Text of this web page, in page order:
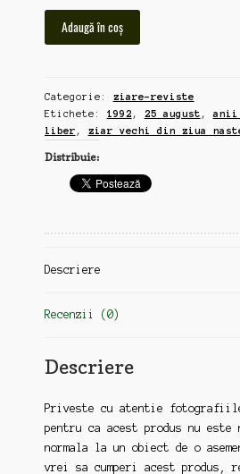
Tineretul
vechi
din
ziua
nasterii,
august,
Adaugă în coș
Categorie: ziare-reviste
Etichete: 1992 , 25 august ,anii
liber , ziar vechi din ziua
Distribuie:
Descriere
Recenzii (0)
Descriere
Priveste cu atentie
pentru ca acest produs nu
normala la un obiect de o
vrei sa cumperi acest produs,